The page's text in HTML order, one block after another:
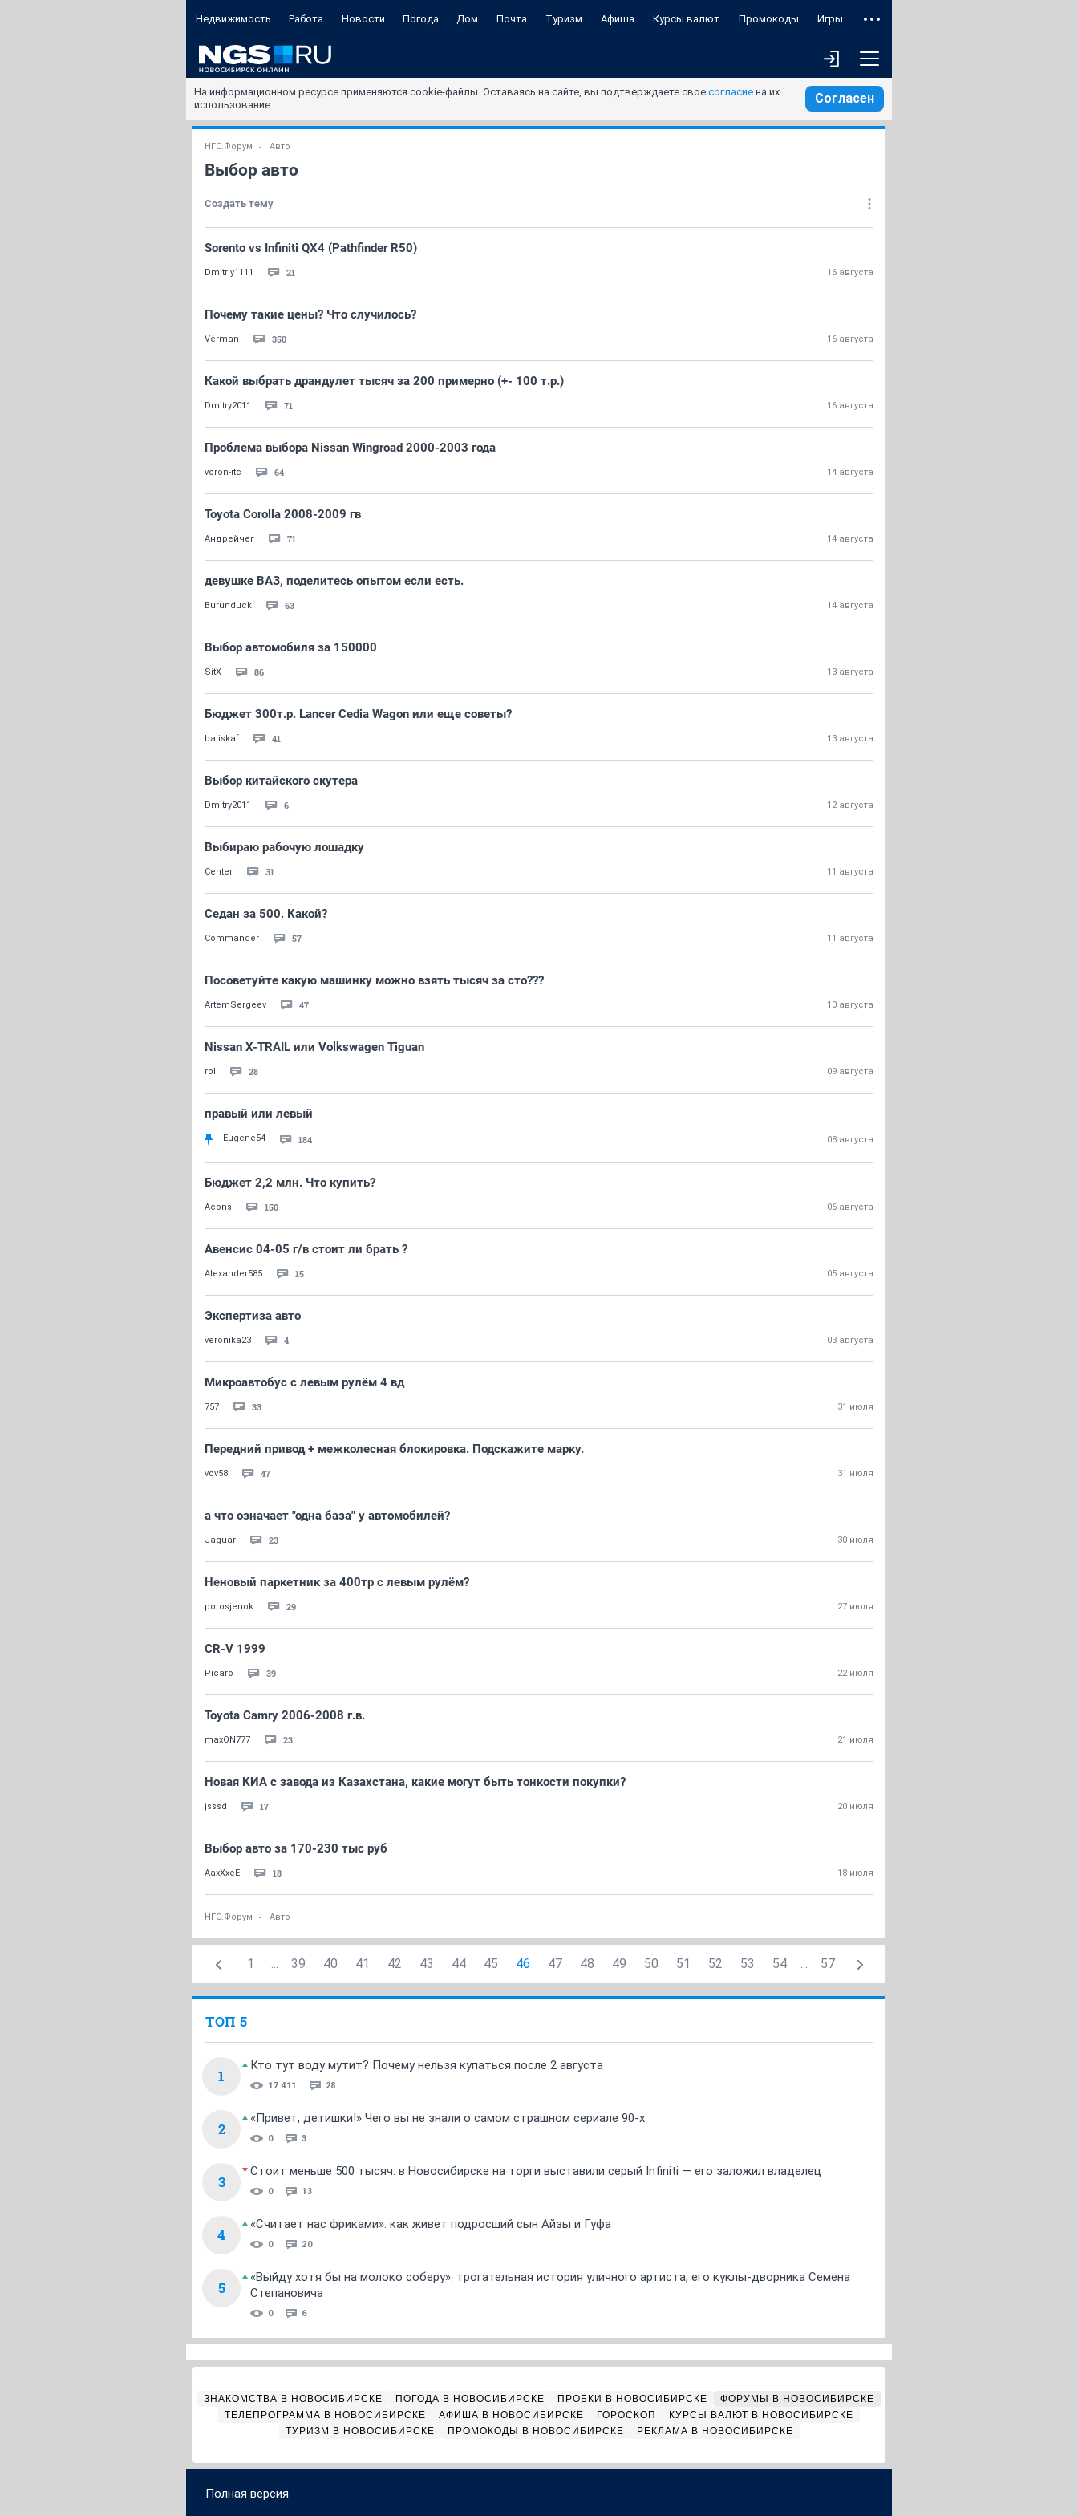
Недвижимость Работа Новости Погода Дом Почта Туризм Афиша Курсы валют Промокоды Игры
На информационном ресурсе применяются cookie-файлы. Оставаясь на сайте, вы подтверждаете свое согласие на их
использование.
Согласен
НГС.Форум Авто
Выбор авто
Создать тему
Sorento vs Infiniti QX4 (Pathfinder R50)
Dmitriy1111 21 16 августа
Почему такие цены? Что случилось?
Verman 350 16 августа
Какой выбрать драндулет тысяч за 200 примерно (+- 100 т.р.)
Dmitry2011 71 16 августа
Проблема выбора Nissan Wingroad 2000-2003 года
voron-itc 64 14 августа
Toyota Corolla 2008-2009 гв
Андрейчег 71 14 августа
девушке ВАЗ, поделитесь опытом если есть.
Burunduck 63 14 августа
Выбор автомобиля за 150000
SitX 86 13 августа
Бюджет 300т.р. Lancer Cedia Wagon или еще советы?
batiskaf 41 13 августа
Выбор китайского скутера
Dmitry2011 6 12 августа
Выбираю рабочую лошадку
Center 31 11 августа
Седан за 500. Какой?
Commander 57 11 августа
Посоветуйте какую машинку можно взять тысяч за сто???
ArtemSergeev 47 10 августа
Nissan X-TRAIL или Volkswagen Tiguan
rol 28 09 августа
правый или левый
Eugene54 184 08 августа
Бюджет 2,2 млн. Что купить?
Acons 150 06 августа
Авенсис 04-05 г/в стоит ли брать ?
Alexander585 15 05 августа
Экспертиза авто
veronika23 4 03 августа
Микроавтобус с левым рулём 4 вд
757 33 31 июля
Передний привод + межколесная блокировка. Подскажите марку.
vov58 47 31 июля
а что означает "одна база" у автомобилей?
Jaguar 23 30 июля
Неновый паркетник за 400тр с левым рулём?
porosjenok 29 27 июля
CR-V 1999
Picaro 39 22 июля
Toyota Camry 2006-2008 г.в.
maxON777 23 21 июля
Новая КИА с завода из Казахстана, какие могут быть тонкости покупки?
jsssd 17 20 июля
Выбор авто за 170-230 тыс руб
AaxXxeE 18 18 июля
НГС.Форум Авто
1 ... 39 40 41 42 43 44 45 46 47 48 49 50 51 52 53 54 ... 57
ТОП 5
1
Кто тут воду мутит? Почему нельзя купаться после 2 августа
17 411 28
2
«Привет, детишки!» Чего вы не знали о самом страшном сериале 90-х
0 3
3
Стоит меньше 500 тысяч: в Новосибирске на торги выставили серый Infiniti — его заложил владелец
0 13
4
«Считает нас фриками»: как живет подросший сын Айзы и Гуфа
0 20
5
«Выйду хотя бы на молоко соберу»: трогательная история уличного артиста, его куклы-дворника Семена
Степановича
0 6
ЗНАКОМСТВА В НОВОСИБИРСКЕ ПОГОДА В НОВОСИБИРСКЕ ПРОБКИ В НОВОСИБИРСКЕ
ФОРУМЫ В НОВОСИБИРСКЕ
ТЕЛЕПРОГРАММА В НОВОСИБИРСКЕ
АФИША В НОВОСИБИРСКЕ ГОРОСКОП
КУРСЫ ВАЛЮТ В НОВОСИБИРСКЕ
ТУРИЗМ В НОВОСИБИРСКЕ
ПРОМОКОДЫ В НОВОСИБИРСКЕ РЕКЛАМА В НОВОСИБИРСКЕ
Полная версия